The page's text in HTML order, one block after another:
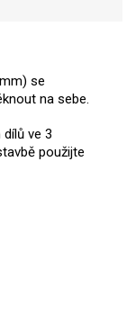
se
na sebe.
ve 3
použijte